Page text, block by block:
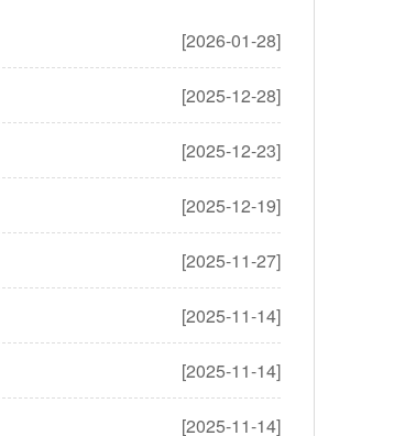
[2026-01-28]
[2025-12-28]
[2025-12-23]
[2025-12-19]
[2025-11-27]
[2025-11-14]
[2025-11-14]
[2025-11-14]